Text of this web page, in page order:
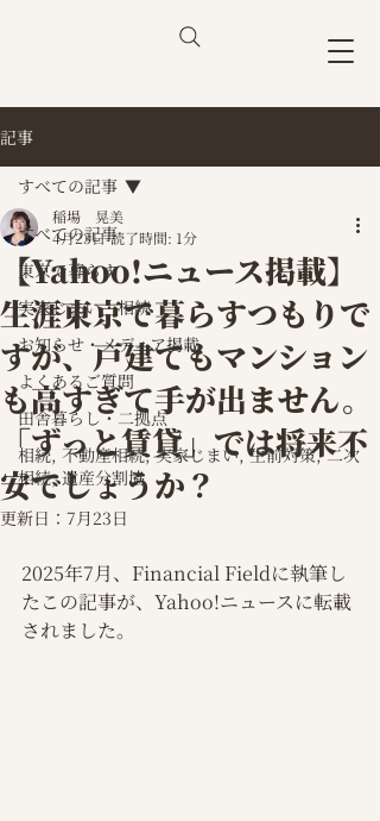
記事
すべての記事
東京で暮らす
実家じまい・相続
お知らせ・メディア掲載
よくあるご質問
田舎暮らし・二拠点
相続, 不動産相続, 実家じまい, 生前対策, 二次
相続, 遺産分割協
すべての記事
【Yahoo!ニュース掲載】
生涯東京で暮らすつもりで
すが、戸建てもマンション
も高すぎて手が出ません。
「ずっと賃貸」では将来不
安でしょうか？
稲場 晃美
4月23日 読了時間: 1分
更新日： 7月23日
2025年7月、Financial Fieldに執筆し
たこの記事が、Yahoo!ニュースに転載
されました。